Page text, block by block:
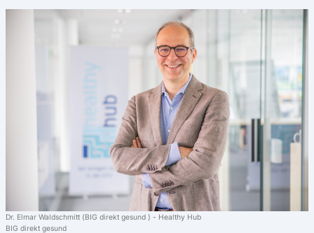
Dr. Elmar Waldschmitt (BIG direkt gesund ) - Healthy Hub
BIG direkt gesund